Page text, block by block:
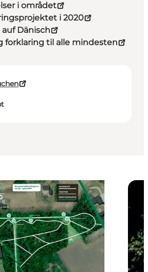
i området
i 2020
Dänisch
forklaring til alle mindesten